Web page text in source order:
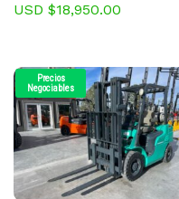
USD $18,950.00
Precios
Negociables